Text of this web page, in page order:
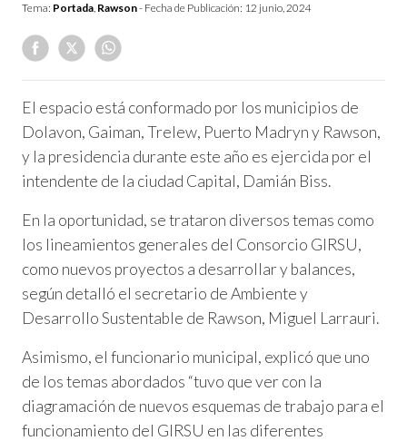
Tema: Portada, Rawson- Fecha de Publicación: 12 junio, 2024
El espacio está conformado por los municipios de
Dolavon, Gaiman, Trelew, Puerto Madryn y Rawson,
y la presidencia durante este año es ejercida por el
intendente de la ciudad Capital, Damián Biss.
En la oportunidad, se trataron diversos temas como
los lineamientos generales del Consorcio GIRSU,
como nuevos proyectos a desarrollar y balances,
según detalló el secretario de Ambiente y
Desarrollo Sustentable de Rawson, Miguel Larrauri.
Asimismo, el funcionario municipal, explicó que uno
de los temas abordados “tuvo que ver con la
diagramación de nuevos esquemas de trabajo para el
funcionamiento del GIRSU en las diferentes